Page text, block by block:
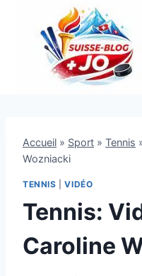
contenu
Accueil » Sport » Tennis
Wozniacki
TENNIS |VIDÉO
Tennis:
Caroline